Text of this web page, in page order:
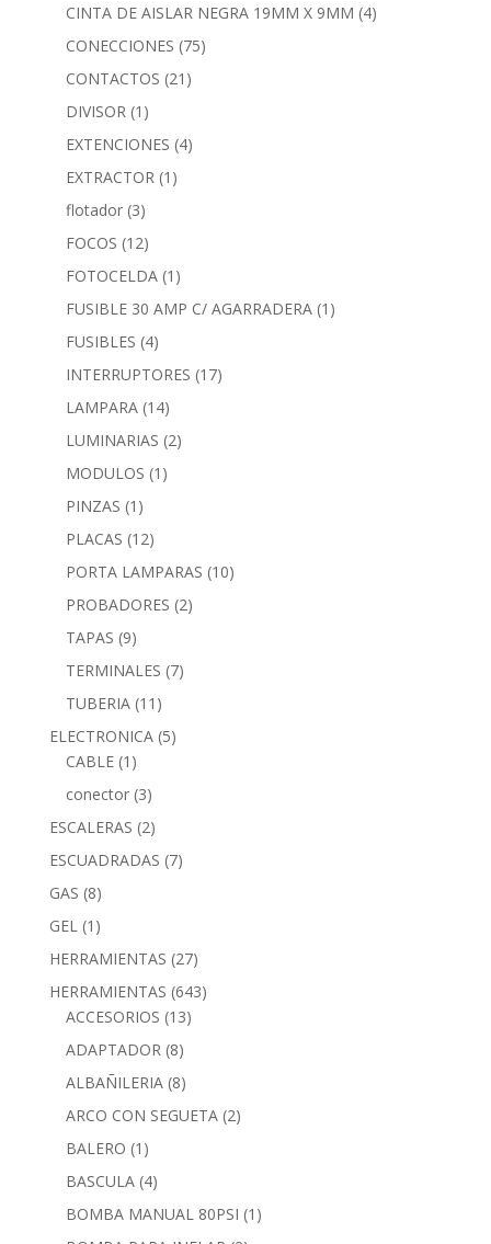
CINTA DE AISLAR NEGRA 19MM X 9MM (4)
CONECCIONES (75)
CONTACTOS (21)
DIVISOR (1)
EXTENCIONES (4)
EXTRACTOR (1)
flotador (3)
FOCOS (12)
FOTOCELDA (1)
FUSIBLE 30 AMP C/ AGARRADERA (1)
FUSIBLES (4)
INTERRUPTORES (17)
LAMPARA (14)
LUMINARIAS (2)
MODULOS (1)
PINZAS (1)
PLACAS (12)
PORTA LAMPARAS (10)
PROBADORES (2)
TAPAS (9)
TERMINALES (7)
TUBERIA (11)
ELECTRONICA (5)
CABLE (1)
conector (3)
ESCALERAS (2)
ESCUADRADAS (7)
GAS (8)
GEL (1)
HERRAMIENTAS (27)
HERRAMIENTAS (643)
ACCESORIOS (13)
ADAPTADOR (8)
ALBAÑILERIA (8)
ARCO CON SEGUETA (2)
BALERO (1)
BASCULA (4)
BOMBA MANUAL 80PSI (1)